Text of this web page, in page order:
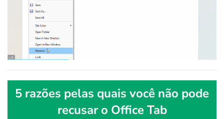
5 razões pelas quais você não pode
recusar o Office Tab